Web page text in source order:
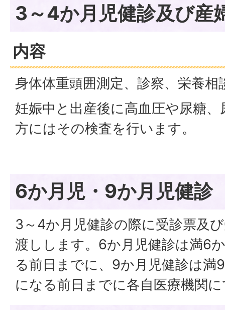
3～4か月児健診及び産
内容
身体体重頭囲測定、診察、栄養相
妊娠中と出産後に高血圧や尿糖
方にはその検査を行います。
6か月児・9か月児健診
3～4か月児健診の際に受診票及
渡しします。6か月児健診は満6
る前日までに、9か月児健診は満
になる前日までに各自医療機関